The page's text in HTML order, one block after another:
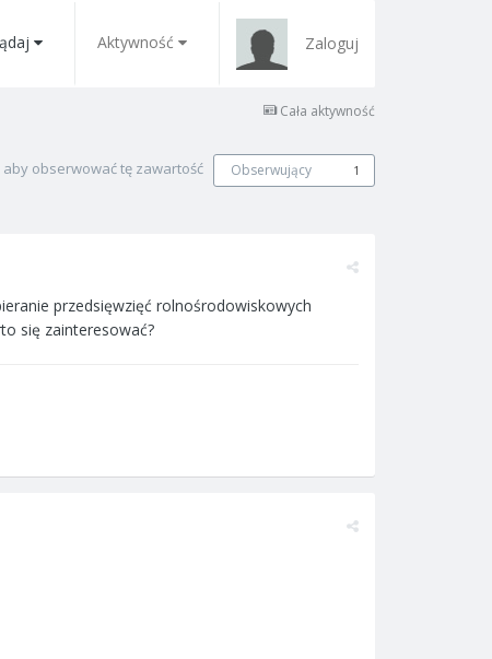
Aktywność Zaloguj
Cała aktywność
aby obserwować tę zawartość Obserwujący 1
przedsięwzięć rolnośrodowiskowych
się zainteresować?